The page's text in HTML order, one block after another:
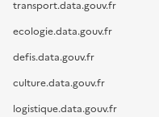
transport.data.gouv.fr
ecologie.data.gouv.fr
defis.data.gouv.fr
culture.data.gouv.fr
logistique.data.gouv.fr